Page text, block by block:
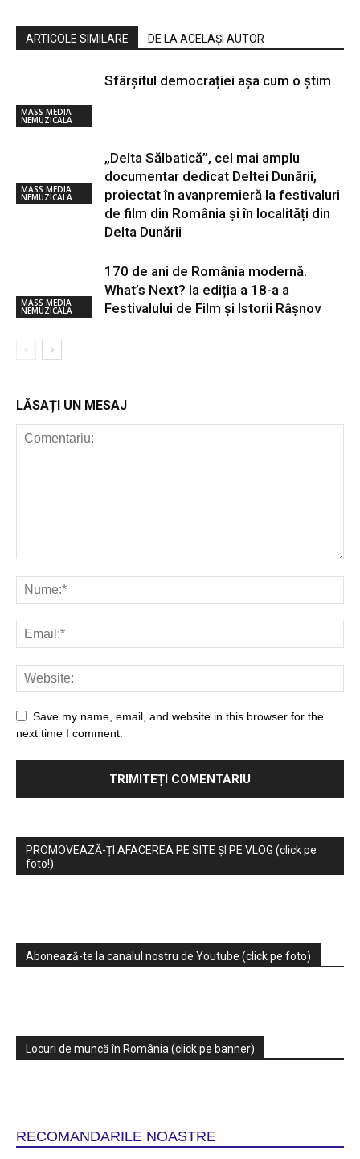
ARTICOLE SIMILARE DE LA ACELAȘI AUTOR
MASS MEDIA
NEMUZICALA
Sfârșitul democrației așa cum o știm
MASS MEDIA
NEMUZICALA
„Delta Sălbatică”, cel mai amplu
documentar dedicat Deltei Dunării,
proiectat în avanpremieră la festivaluri
de film din România și în localități din
Delta Dunării
MASS MEDIA
NEMUZICALA
170 de ani de România modernă.
What’s Next? la ediția a 18-a a
Festivalului de Film și Istorii Râșnov
LĂSAȚI UN MESAJ
Save my name, email, and website in this browser for the
next time I comment.
PROMOVEAZĂ-ȚI AFACEREA PE SITE ȘI PE VLOG (click pe
foto!)
Abonează-te la canalul nostru de Youtube (click pe foto)
Locuri de muncă în România (click pe banner)
RECOMANDARILE NOASTRE